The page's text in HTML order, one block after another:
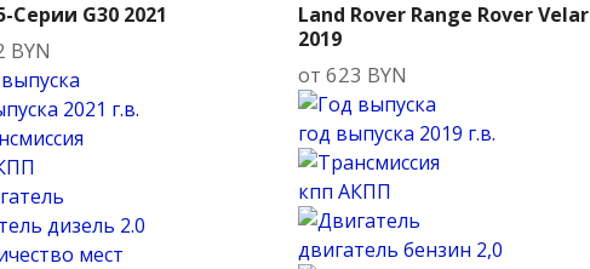
Серии G30 2021
BYN
2021 г.в.
дизель 2.0
Land Rover Range Rover Velar
2019
от 623 BYN
год выпуска 2019 г.в.
кпп АКПП
двигатель бензин 2,0